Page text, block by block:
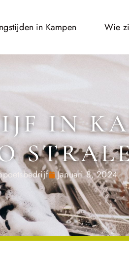
in Kampen Wie
IN
Januari 8, 2024